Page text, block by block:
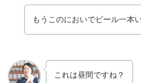
もうこのにおいでビール一本
これは昼間ですね？